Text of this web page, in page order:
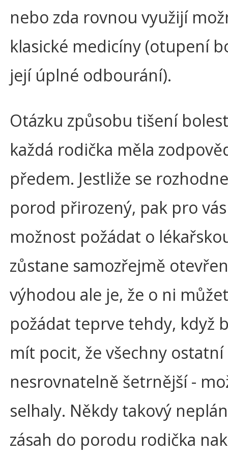
nebo zda rovnou využijí
klasické medicíny (otupení
její úplné odbourání).
Otázku způsobu tišení
každá rodička měla
předem. Jestliže se
porod přirozený, pak pro vás
možnost požádat o
zůstane samozřejmě
výhodou ale je, že o ni
požádat teprve tehdy, když
mít pocit, že všechny ostatní
nesrovnatelně šetrnější -
selhaly. Někdy takový
zásah do porodu rodička